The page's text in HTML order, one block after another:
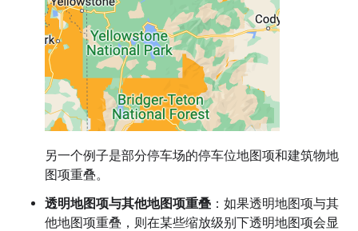
另一个例子是部分停车场的停车位地图项和建筑物地
图项重叠。
透明地图项与其他地图项重叠 ：如果透明地图项与其
他地图项重叠，则在某些缩放级别下透明地图项会显